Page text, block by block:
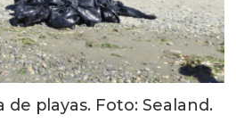
de playas. Foto: Sealand.